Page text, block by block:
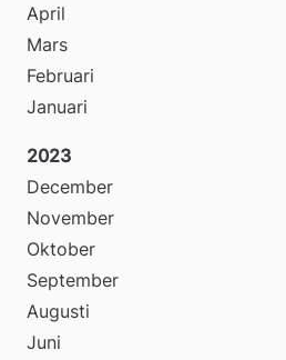
April
Mars
Februari
Januari
2023
December
November
Oktober
September
Augusti
Juni